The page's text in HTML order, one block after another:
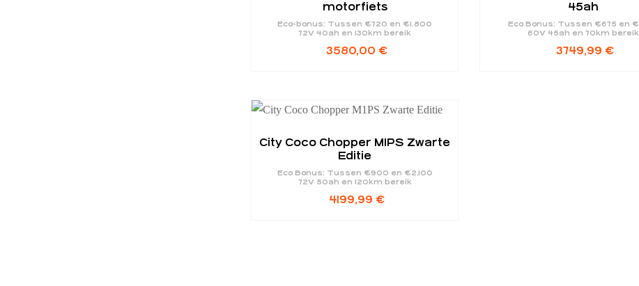
motorfiets
Eco-bonus: Tussen €720 en €1.800
72V 40ah en 130km bereik
3580,00 €
45ah
Eco Bonus: Tussen €675 en
60V 45ah en 70km bereik
3749,99 €
City Coco Chopper M1PS Zwarte
Editie
Eco Bonus: Tussen €900 en €2.100
72V 50ah en 120km bereik
4199,99 €